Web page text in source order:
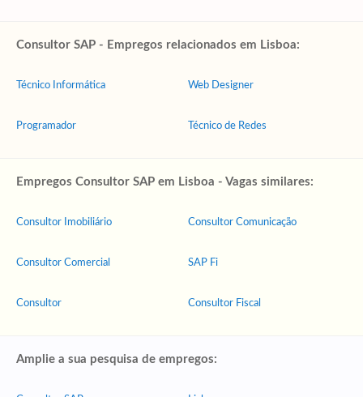
Consultor SAP - Empregos relacionados em Lisboa:
Técnico Informática
Programador
Web Designer
Técnico de Redes
Empregos Consultor SAP em Lisboa - Vagas similares:
Consultor Imobiliário
Consultor Comercial
Consultor
Consultor Comunicação
SAP Fi
Consultor Fiscal
Amplie a sua pesquisa de empregos: